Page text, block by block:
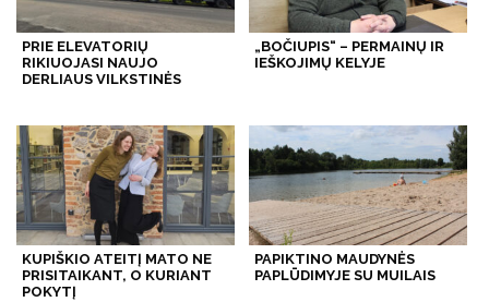
PRIE ELEVATORIŲ
RIKIUOJASI NAUJO
DERLIAUS VILKSTINĖS
„BOČIUPIS“ – PERMAINŲ IR
IEŠKOJIMŲ KELYJE
KUPIŠKIO ATEITĮ MATO NE
PRISITAIKANT, O KURIANT
POKYTĮ
PAPIKTINO MAUDYNĖS
PAPLŪDIMYJE SU MUILAIS